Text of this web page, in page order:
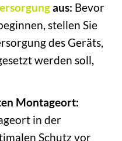
aus: Bevor
stellen Sie
des Geräts,
werden soll,
Montageort:
in der
Schutz vor